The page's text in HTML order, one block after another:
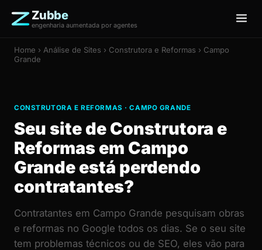
Zubbe
engenharia aumentada por agentes
Home › Análise de Sites › Construtora e Reformas › Campo
Grande
CONSTRUTORA E REFORMAS · CAMPO GRANDE
Seu site de Construtora e
Reformas em Campo
Grande está perdendo
contratantes?
Contratantes em Campo Grande pesquisam obras
e reformas no Google todos os dias. Se o seu site
tem problemas técnicos ou de SEO, eles vão para